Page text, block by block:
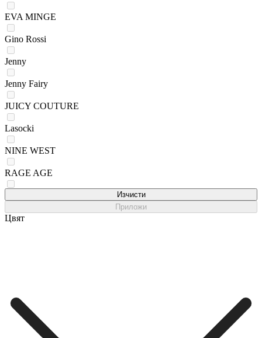
EVA MINGE
Gino Rossi
Jenny
Jenny Fairy
JUICY COUTURE
Lasocki
NINE WEST
RAGE AGE
Изчисти
Приложи
Цвят